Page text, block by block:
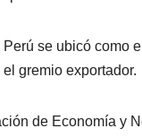
se ubicó como
gremio exportador.
de Economía y